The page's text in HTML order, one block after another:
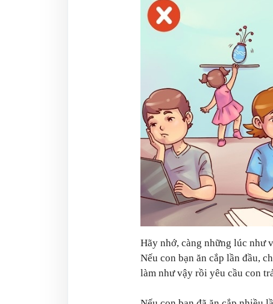
Hãy nhớ, càng những lúc như
Nếu con bạn ăn cắp lần đầu,
làm như vậy rồi yêu cầu con